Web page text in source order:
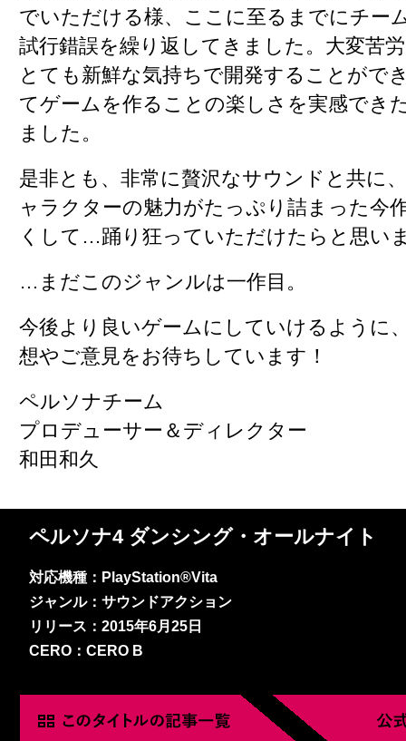
でいただける様、ここに至るまでにチー
試行錯誤を繰り返してきました。大変苦
とても新鮮な気持ちで開発することがで
てゲームを作ることの楽しさを実感でき
ました。
是非とも、非常に贅沢なサウンドと共に
ャラクターの魅力がたっぷり詰まった今
くして…踊り狂っていただけたらと思い
…まだこのジャンルは一作目。
今後より良いゲームにしていけるように
想やご意見をお待ちしています！
ペルソナチーム
プロデューサー＆ディレクター
和田和久
ペルソナ4 ダンシング・オールナイト
対応機種：PlayStation®Vita
ジャンル：サウンドアクション
リリース：2015年6月25日
CERO：CERO B